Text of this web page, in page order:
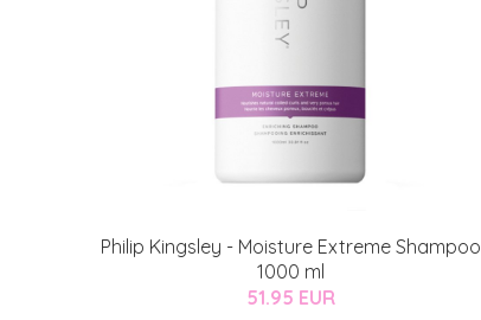
Philip Kingsley - Moisture Extreme Shampoo
1000 ml
51.95 EUR